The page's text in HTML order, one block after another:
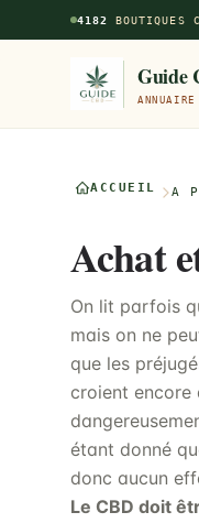
Aller au contenu
4182 BOUTIQUES
Guide
ACCUEIL À
Achat
On lit parfois
mais on ne
que les
croient encore
étant donné
donc aucun
Le CBD doit